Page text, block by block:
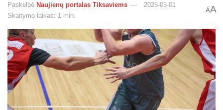
Paskelbė Naujienų portalas Tiksaviems
2026-05-01
Skaitymo laikas: 1 min.
AA